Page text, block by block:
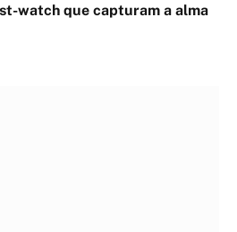
watch que capturam a alma